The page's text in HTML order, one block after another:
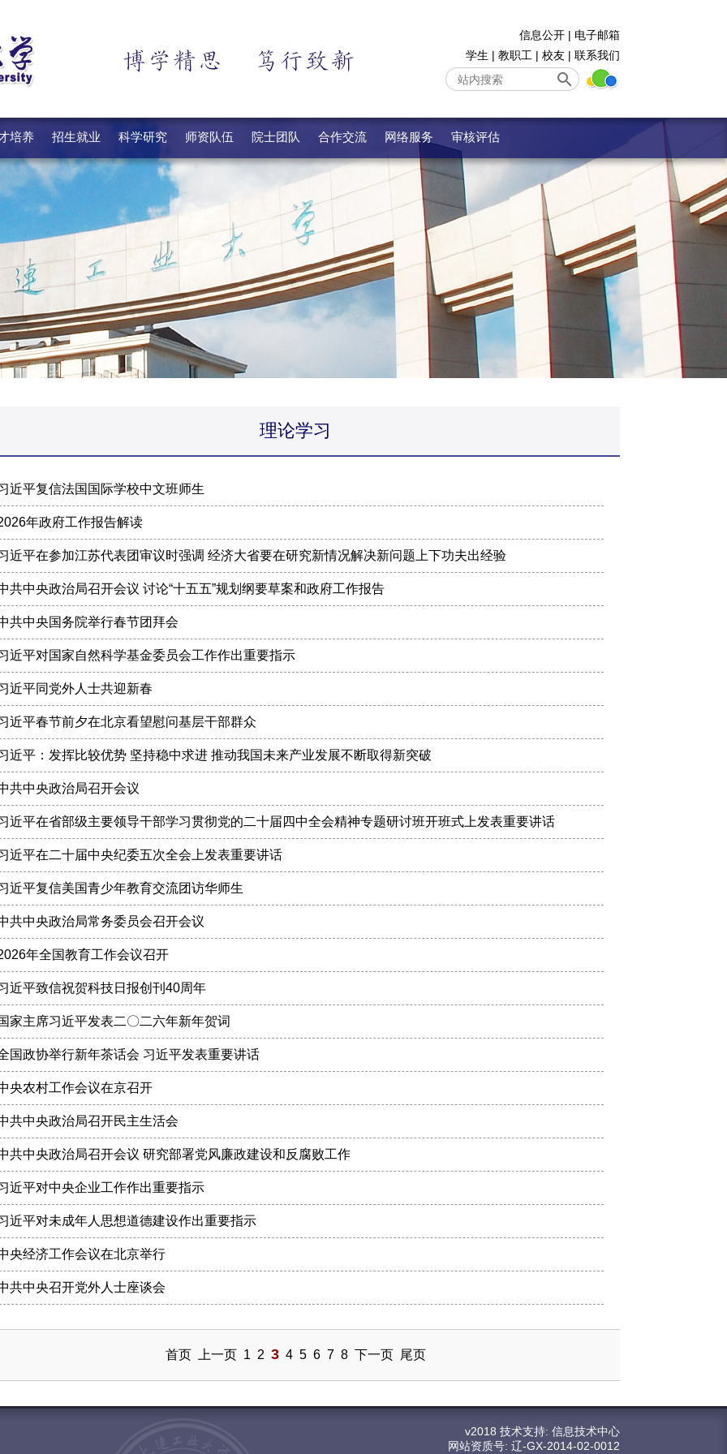
信息公开 | 电子邮箱
学生 | 教职工 | 校友 | 联系我们
培养 招生就业 科学研究 师资队伍 院士团队 合作交流 网络服务 审核评估
理论学习
近平复信法国国际学校中文班师生
年政府工作报告解读
近平在参加江苏代表团审议时强调 经济大省要在研究新情况解决新问题上下功夫出经验
共中央政治局召开会议 讨论“十五五”规划纲要草案和政府工作报告
共中央国务院举行春节团拜会
近平对国家自然科学基金委员会工作作出重要指示
近平同党外人士共迎新春
近平春节前夕在北京看望慰问基层干部群众
近平：发挥比较优势 坚持稳中求进 推动我国未来产业发展不断取得新突破
共中央政治局召开会议
近平在省部级主要领导干部学习贯彻党的二十届四中全会精神专题研讨班开班式上发表重要讲话
近平在二十届中央纪委五次全会上发表重要讲话
近平复信美国青少年教育交流团访华师生
共中央政治局常务委员会召开会议
年全国教育工作会议召开
近平致信祝贺科技日报创刊40周年
家主席习近平发表二〇二六年新年贺词
国政协举行新年茶话会 习近平发表重要讲话
央农村工作会议在京召开
共中央政治局召开民主生活会
共中央政治局召开会议 研究部署党风廉政建设和反腐败工作
近平对中央企业工作作出重要指示
近平对未成年人思想道德建设作出重要指示
央经济工作会议在北京举行
共中央召开党外人士座谈会
首页 上一页 1 2 3 4 5 6 7 8 下一页 尾页
v2018 技术支持: 信息技术中心
网站资质号: 辽-GX-2014-02-0012